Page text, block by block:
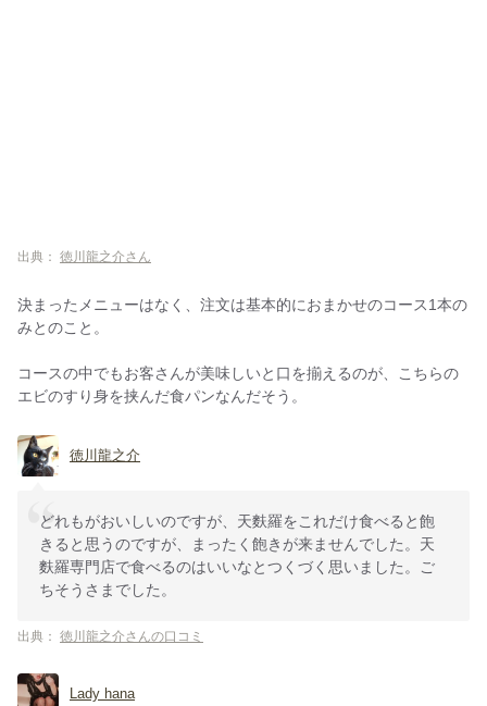
出典： 徳川龍之介さん
決まったメニューはなく、注文は基本的におまかせのコース1本の
みとのこと。
コースの中でもお客さんが美味しいと口を揃えるのが、こちらの
エビのすり身を挟んだ食パンなんだそう。
徳川龍之介
どれもがおいしいのですが、天麩羅をこれだけ食べると飽
きると思うのですが、まったく飽きが来ませんでした。天
麩羅専門店で食べるのはいいなとつくづく思いました。ご
ちそうさまでした。
出典： 徳川龍之介さんの口コミ
Lady hana